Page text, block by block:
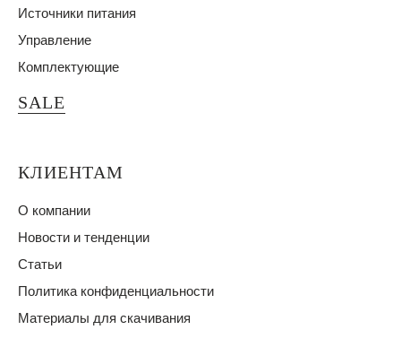
Источники питания
Управление
Комплектующие
SALE
КЛИЕНТАМ
О компании
Новости и тенденции
Статьи
Политика конфиденциальности
Материалы для скачивания